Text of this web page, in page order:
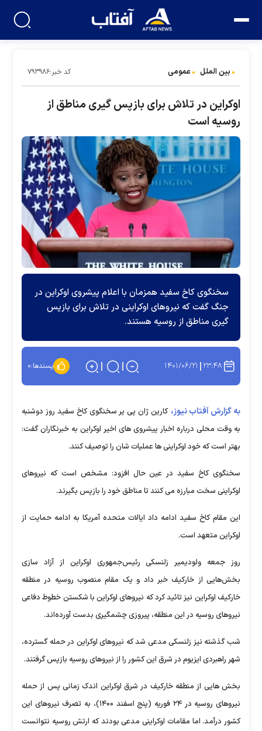
بین الملل عمومی کد خبر:۷۹۳۹۸۶
اوکراین در تلاش برای بازپس گیری مناطق از
روسیه است
سخنگوی کاخ سفید همزمان با اعلام پیشروی اوکراین در
جنگ گفت که نیرو‌های اوکراینی در تلاش برای بازپس
گیری مناطق از روسیه هستند.
۲۳:۴۸ ۱۴۰۱/۰۶/۲۱ پسندها:۰
به گزارش آفتاب نیوز، کارین ژان پی یر سخنگوی کاخ سفید روز دوشنبه
به وقت محلی درباره اخبار پیشروی های اخیر اوکراین به خبرنگاران گفت:
بهتر است که خود اوکراینی ها عملیات شان را توصیف کنند.
سخنگوی کاخ سفید در عین حال افزود: مشخص است که نیروهای
اوکراینی سخت مبارزه می کنند تا مناطق خود را بازپس بگیرند.
این مقام کاخ سفید ادامه داد ایالات متحده آمریکا به ادامه حمایت از
اوکراین متعهد است.
روز جمعه ولودیمیر زلنسکی رئیس‌جمهوری اوکراین از آزاد سازی
بخش‌هایی از خارکیف خبر داد و یک مقام منصوب روسیه در منطقه
خارکیف اوکراین نیز تائید کرد که نیروهای اوکراین با شکستن خطوط دفاعی
نیروهای روسیه در این منطقه، پیروزی چشمگیری بدست آورده‌اند.
شب گذشته نیز زلنسکی مدعی شد که نیروهای اوکراین در حمله گسترده،
شهر راهبردی ایزیوم در شرق این کشور را از نیروهای روسیه بازپس گرفتند.
بخش هایی از منطقه خارکیف در شرق اوکراین اندک زمانی پس از حمله
نیروهای روسیه در ۲۴ فوریه (پنج اسفند ۱۴۰۰)، به تصرف نیروهای این
کشور درآمد. اما مقامات اوکراینی مدعی بودند که ارتش روسیه نتوانست